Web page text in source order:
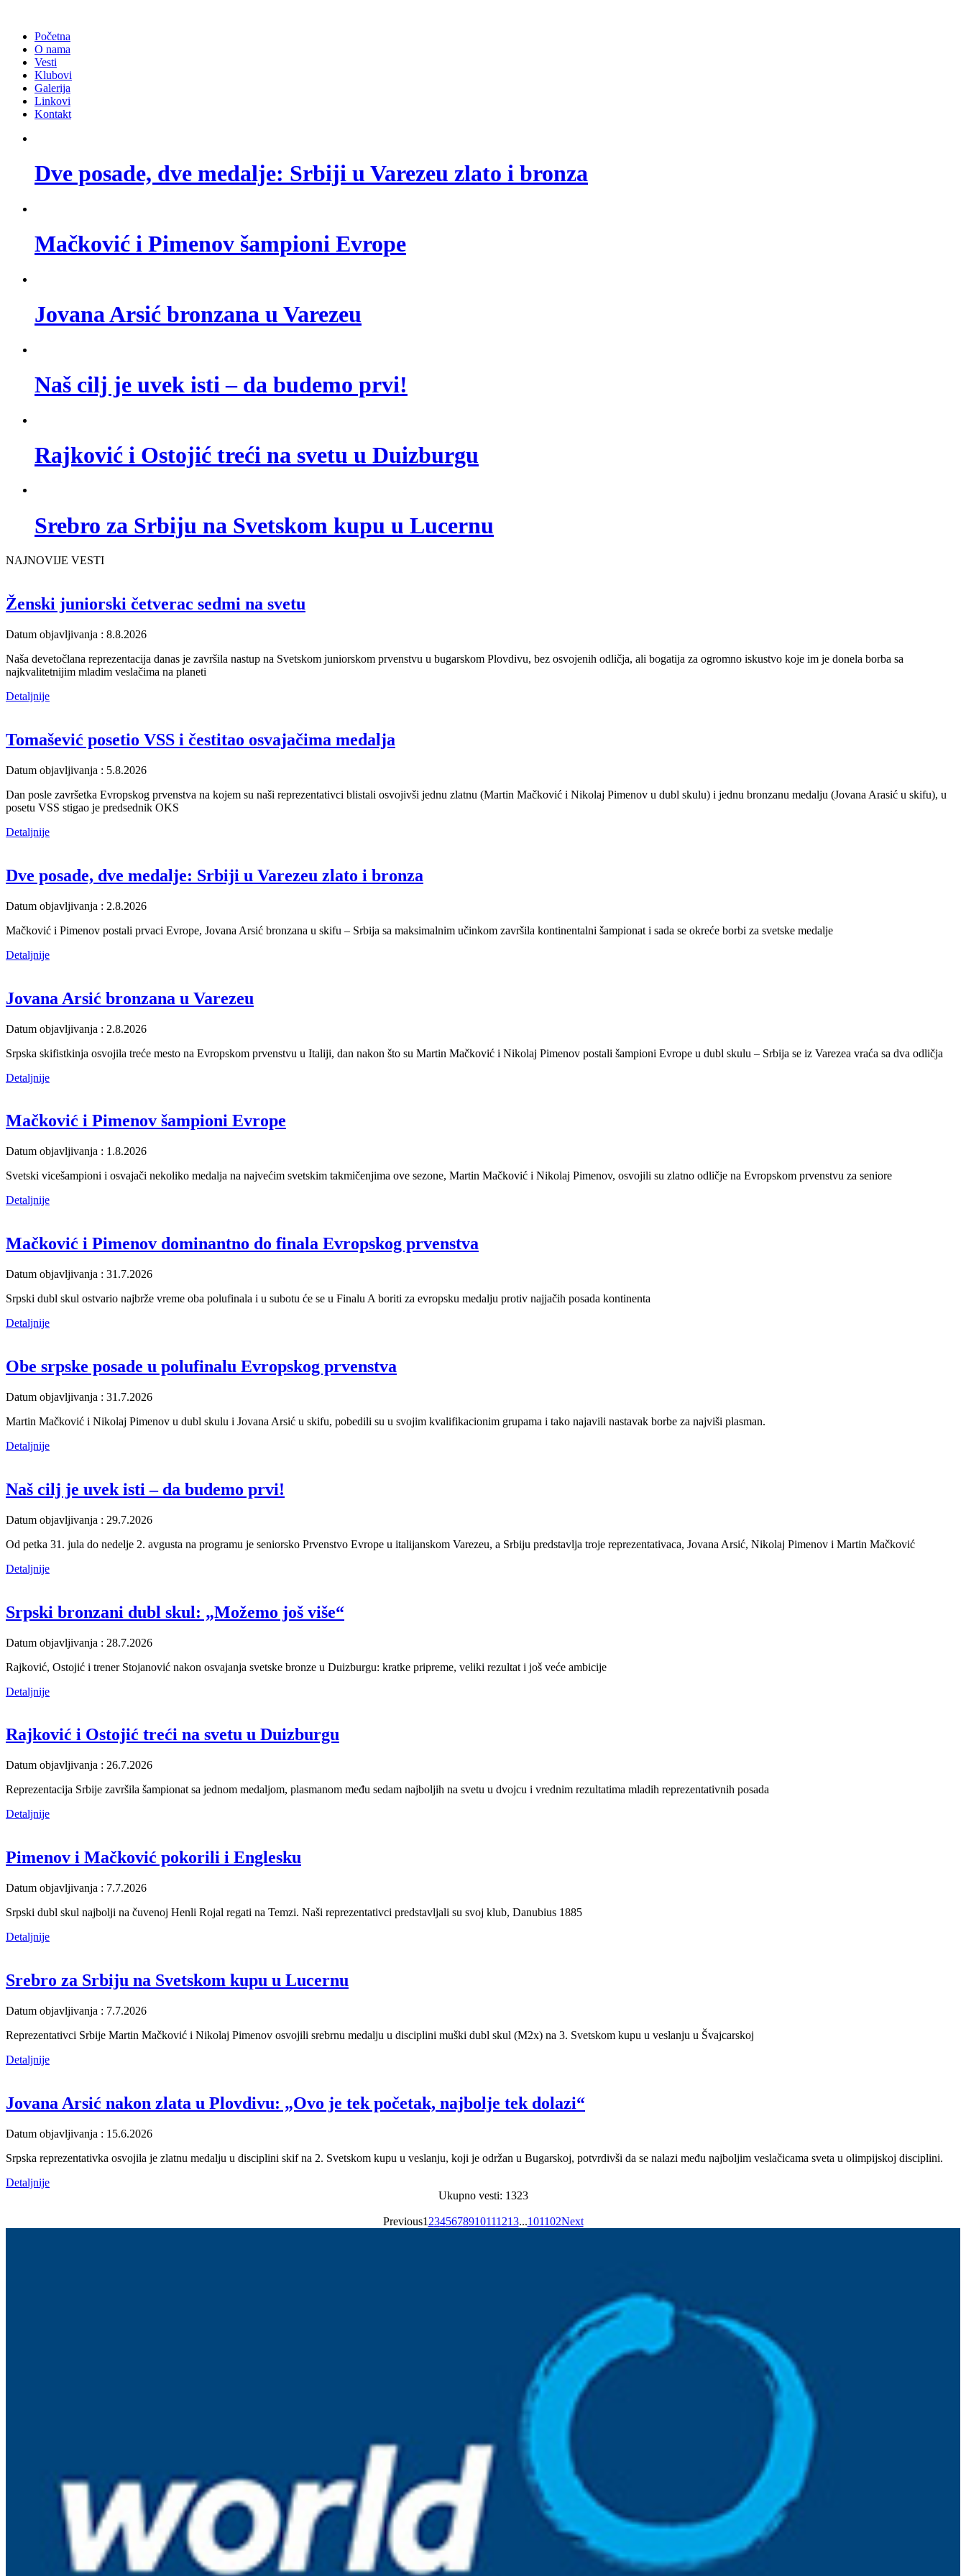
Početna
O nama
Vesti
Klubovi
Galerija
Linkovi
Kontakt
Dve posade, dve medalje: Srbiji u Varezeu zlato i bronza
Mačković i Pimenov šampioni Evrope
Jovana Arsić bronzana u Varezeu
Naš cilj je uvek isti – da budemo prvi!
Rajković i Ostojić treći na svetu u Duizburgu
Srebro za Srbiju na Svetskom kupu u Lucernu
NAJNOVIJE VESTI
Ženski juniorski četverac sedmi na svetu
Datum objavljivanja : 8.8.2026
Naša devetočlana reprezentacija danas je završila nastup na Svetskom juniorskom prvenstvu u bugarskom Plovdivu, bez osvojenih odličja, ali bogatija za ogromno iskustvo koje im je donela borba sa
najkvalitetnijim mladim veslačima na planeti
Detaljnije
Tomašević posetio VSS i čestitao osvajačima medalja
Datum objavljivanja : 5.8.2026
Dan posle završetka Evropskog prvenstva na kojem su naši reprezentativci blistali osvojivši jednu zlatnu (Martin Mačković i Nikolaj Pimenov u dubl skulu) i jednu bronzanu medalju (Jovana Arasić u skifu), u
posetu VSS stigao je predsednik OKS
Detaljnije
Dve posade, dve medalje: Srbiji u Varezeu zlato i bronza
Datum objavljivanja : 2.8.2026
Mačković i Pimenov postali prvaci Evrope, Jovana Arsić bronzana u skifu – Srbija sa maksimalnim učinkom završila kontinentalni šampionat i sada se okreće borbi za svetske medalje
Detaljnije
Jovana Arsić bronzana u Varezeu
Datum objavljivanja : 2.8.2026
Srpska skifistkinja osvojila treće mesto na Evropskom prvenstvu u Italiji, dan nakon što su Martin Mačković i Nikolaj Pimenov postali šampioni Evrope u dubl skulu – Srbija se iz Varezea vraća sa dva odličja
Detaljnije
Mačković i Pimenov šampioni Evrope
Datum objavljivanja : 1.8.2026
Svetski vicešampioni i osvajači nekoliko medalja na najvećim svetskim takmičenjima ove sezone, Martin Mačković i Nikolaj Pimenov, osvojili su zlatno odličje na Evropskom prvenstvu za seniore
Detaljnije
Mačković i Pimenov dominantno do finala Evropskog prvenstva
Datum objavljivanja : 31.7.2026
Srpski dubl skul ostvario najbrže vreme oba polufinala i u subotu će se u Finalu A boriti za evropsku medalju protiv najjačih posada kontinenta
Detaljnije
Obe srpske posade u polufinalu Evropskog prvenstva
Datum objavljivanja : 31.7.2026
Martin Mačković i Nikolaj Pimenov u dubl skulu i Jovana Arsić u skifu, pobedili su u svojim kvalifikacionim grupama i tako najavili nastavak borbe za najviši plasman.
Detaljnije
Naš cilj je uvek isti – da budemo prvi!
Datum objavljivanja : 29.7.2026
Od petka 31. jula do nedelje 2. avgusta na programu je seniorsko Prvenstvo Evrope u italijanskom Varezeu, a Srbiju predstavlja troje reprezentativaca, Jovana Arsić, Nikolaj Pimenov i Martin Mačković
Detaljnije
Srpski bronzani dubl skul: „Možemo još više“
Datum objavljivanja : 28.7.2026
Rajković, Ostojić i trener Stojanović nakon osvajanja svetske bronze u Duizburgu: kratke pripreme, veliki rezultat i još veće ambicije
Detaljnije
Rajković i Ostojić treći na svetu u Duizburgu
Datum objavljivanja : 26.7.2026
Reprezentacija Srbije završila šampionat sa jednom medaljom, plasmanom među sedam najboljih na svetu u dvojcu i vrednim rezultatima mladih reprezentativnih posada
Detaljnije
Pimenov i Mačković pokorili i Englesku
Datum objavljivanja : 7.7.2026
Srpski dubl skul najbolji na čuvenoj Henli Rojal regati na Temzi. Naši reprezentativci predstavljali su svoj klub, Danubius 1885
Detaljnije
Srebro za Srbiju na Svetskom kupu u Lucernu
Datum objavljivanja : 7.7.2026
Reprezentativci Srbije Martin Mačković i Nikolaj Pimenov osvojili srebrnu medalju u disciplini muški dubl skul (M2x) na 3. Svetskom kupu u veslanju u Švajcarskoj
Detaljnije
Jovana Arsić nakon zlata u Plovdivu: „Ovo je tek početak, najbolje tek dolazi“
Datum objavljivanja : 15.6.2026
Srpska reprezentativka osvojila je zlatnu medalju u disciplini skif na 2. Svetskom kupu u veslanju, koji je održan u Bugarskoj, potvrdivši da se nalazi među najboljim veslačicama sveta u olimpijskoj disciplini.
Detaljnije
Ukupno vesti: 1323
Previous1 2345678910111213...101102Next